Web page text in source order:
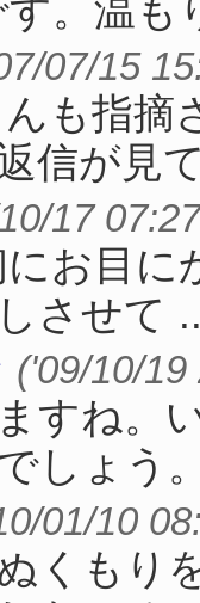
。温も
07/15
も指
信が見
17
お目に
させて
('09/10/19
すね。
しょう
01/10
くもり